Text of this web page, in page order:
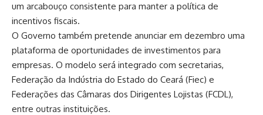
um arcabouço consistente para manter a política de
incentivos fiscais.
O Governo também pretende anunciar em dezembro uma
plataforma de oportunidades de investimentos para
empresas. O modelo será integrado com secretarias,
Federação da Indústria do Estado do Ceará (Fiec) e
Federações das Câmaras dos Dirigentes Lojistas (FCDL),
entre outras instituições.